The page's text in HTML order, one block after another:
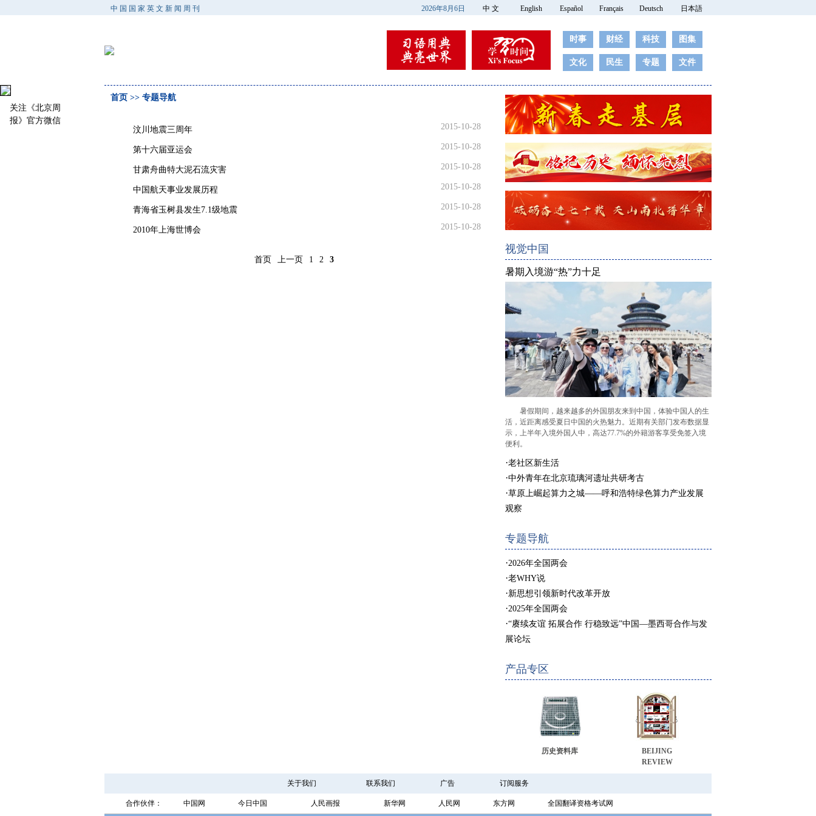
中国国家英文新闻周刊 日本語
Deutsch
Français
Español
English
中 文
2026年8月6日
时事 财经 科技 图集
文化 民生 专题 文件
首页 >> 专题导航
汶川地震三周年 2015-10-28
第十六届亚运会 2015-10-28
甘肃舟曲特大泥石流灾害 2015-10-28
中国航天事业发展历程 2015-10-28
青海省玉树县发生7.1级地震 2015-10-28
2010年上海世博会 2015-10-28
首页 上一页 1 2 3
视觉中国
暑期入境游“热”力十足
暑假期间，越来越多的外国朋友来到中国，体验中国人的生
活，近距离感受夏日中国的火热魅力。近期有关部门发布数据显
示，上半年入境外国人中，高达77.7%的外籍游客享受免签入境
便利。
·老社区新生活
·中外青年在北京琉璃河遗址共研考古
·草原上崛起算力之城——呼和浩特绿色算力产业发展
观察
专题导航
·2026年全国两会
·老WHY说
·新思想引领新时代改革开放
·2025年全国两会
·“赓续友谊 拓展合作 行稳致远”中国—墨西哥合作与发
展论坛
产品专区
历史资料库
BEIJING
REVIEW
关注《北京周
报》官方微信
关于我们 联系我们 广告 订阅服务
合作伙伴： 中国网 今日中国 人民画报 新华网 人民网 东方网 全国翻译资格考试网